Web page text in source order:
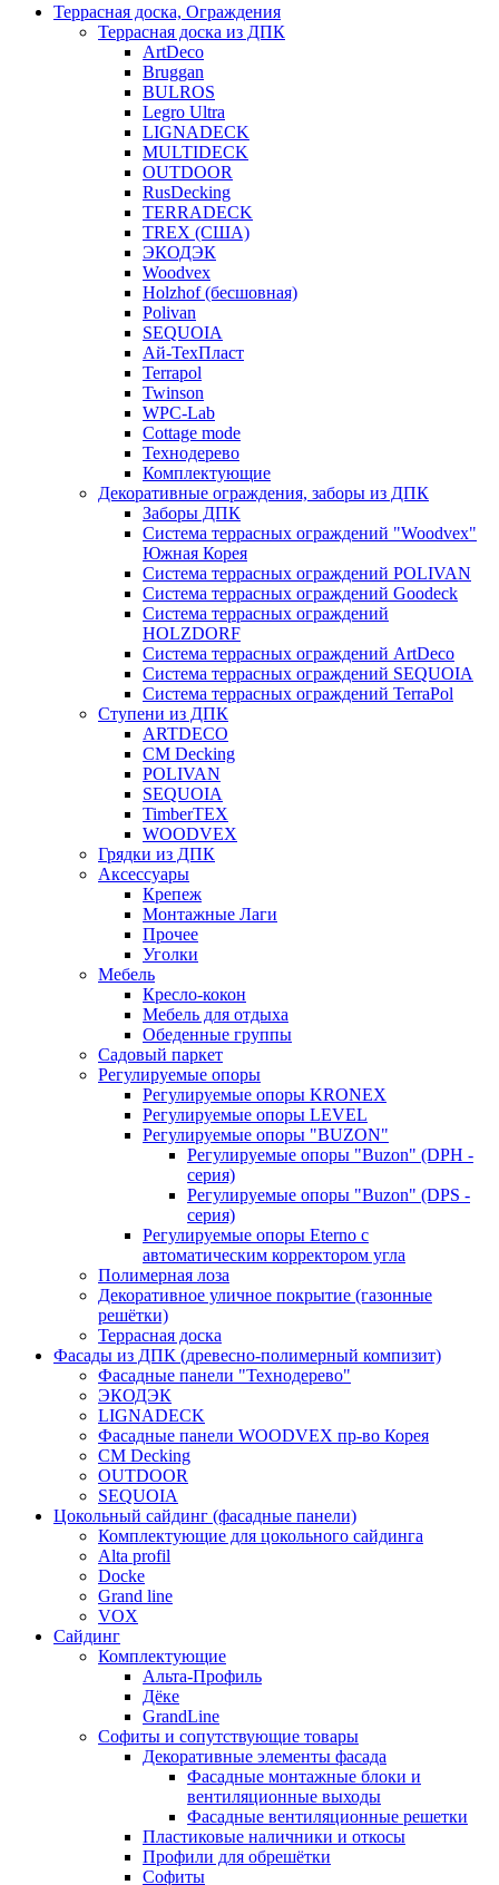
Террасная доска, Ограждения
Террасная доска из ДПК
ArtDeco
Bruggan
BULROS
Legro Ultra
LIGNADECK
MULTIDECK
OUTDOOR
RusDecking
TERRADECK
TREX (США)
ЭКОДЭК
Woodvex
Holzhof (бесшовная)
Polivan
SEQUOIA
Ай-ТехПласт
Terrapol
Twinson
WPC-Lab
Cottage mode
Технодерево
Комплектующие
Декоративные ограждения, заборы из ДПК
Заборы ДПК
Система террасных ограждений "Woodvex"
Южная Корея
Система террасных ограждений POLIVAN
Система террасных ограждений Goodeck
Система террасных ограждений
HOLZDORF
Система террасных ограждений ArtDeco
Система террасных ограждений SEQUOIA
Система террасных ограждений TerraPol
Ступени из ДПК
ARTDECO
CM Decking
POLIVAN
SEQUOIA
TimberTEX
WOODVEX
Грядки из ДПК
Аксессуары
Крепеж
Монтажные Лаги
Прочее
Уголки
Мебель
Кресло-кокон
Мебель для отдыха
Обеденные группы
Садовый паркет
Регулируемые опоры
Регулируемые опоры KRONEX
Регулируемые опоры LEVEL
Регулируемые опоры "BUZON"
Регулируемые опоры "Buzon" (DPH -
серия)
Регулируемые опоры "Buzon" (DPS -
серия)
Регулируемые опоры Eterno с
автоматическим корректором угла
Полимерная лоза
Декоративное уличное покрытие (газонные
решётки)
Террасная доска
Фасады из ДПК (древесно-полимерный компизит)
Фасадные панели "Технодерево"
ЭКОДЭК
LIGNADECK
Фасадные панели WOODVEX пр-во Корея
CM Decking
OUTDOOR
SEQUOIA
Цокольный сайдинг (фасадные панели)
Комплектующие для цокольного сайдинга
Alta profil
Docke
Grand line
VOX
Сайдинг
Комплектующие
Альта-Профиль
Дёке
GrandLine
Софиты и сопутствующие товары
Декоративные элементы фасада
Фасадные монтажные блоки и
вентиляционные выходы
Фасадные вентиляционные решетки
Пластиковые наличники и откосы
Профили для обрешётки
Софиты